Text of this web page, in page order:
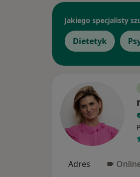
Jakiego specjalisty
Dietetyk
Adres